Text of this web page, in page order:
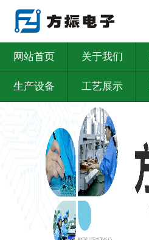
网站首页 关于我们
生产设备 工艺展示